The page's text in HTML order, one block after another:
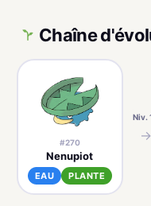
Chaîne
#270
Nenupiot
EAU PLANTE
Niv.
→